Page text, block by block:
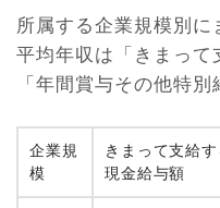
所属する企業規模別に
平均年収は「きまって
「年間賞与その他特
企業規
模
きまって支給す
現金給与額